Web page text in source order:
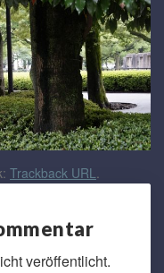
Trackback URL.
veröffentlicht.